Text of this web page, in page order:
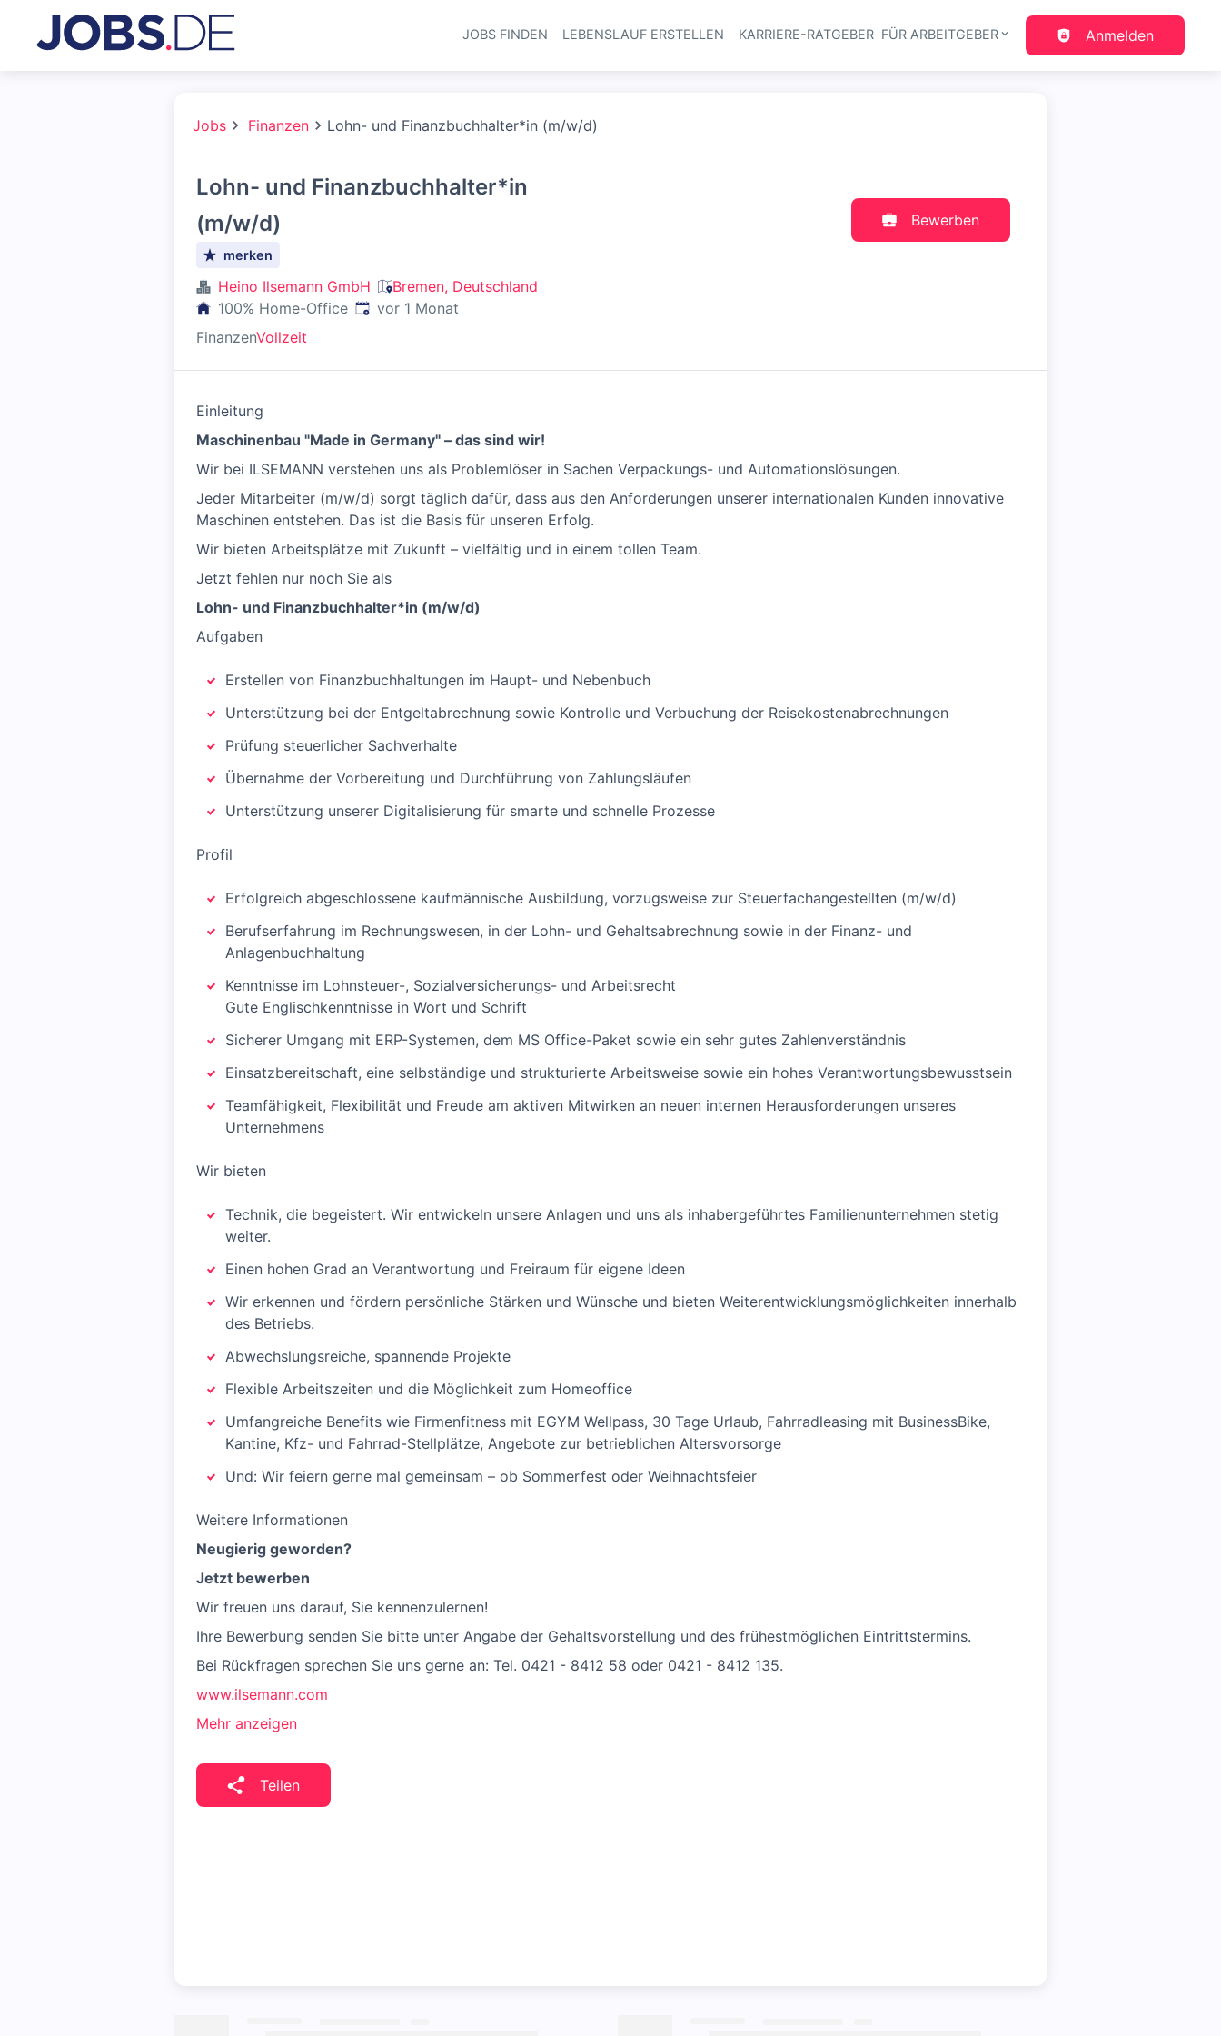
Haupt-Navigation
JOBS FINDEN LEBENSLAUF ERSTELLEN KARRIERE-RATGEBER FÜR ARBEITGEBER Anmelden
Jobs Finanzen Lohn- und Finanzbuchhalter*in (m/w/d)
Lohn- und Finanzbuchhalter*in
(m/w/d)
merken
Heino Ilsemann GmbH
Bremen, Deutschland
100% Home-Office Veröffentlicht:
vor 1 Monat
FinanzenVollzeit
Bewerben
Einleitung
Maschinenbau "Made in Germany" – das sind wir!
Wir bei ILSEMANN verstehen uns als Problemlöser in Sachen Verpackungs- und Automationslösungen.
Jeder Mitarbeiter (m/w/d) sorgt täglich dafür, dass aus den Anforderungen unserer internationalen Kunden innovative
Maschinen entstehen. Das ist die Basis für unseren Erfolg.
Wir bieten Arbeitsplätze mit Zukunft – vielfältig und in einem tollen Team.
Jetzt fehlen nur noch Sie als
Lohn- und Finanzbuchhalter*in (m/w/d)
Aufgaben
Erstellen von Finanzbuchhaltungen im Haupt- und Nebenbuch
Unterstützung bei der Entgeltabrechnung sowie Kontrolle und Verbuchung der Reisekostenabrechnungen
Prüfung steuerlicher Sachverhalte
Übernahme der Vorbereitung und Durchführung von Zahlungsläufen
Unterstützung unserer Digitalisierung für smarte und schnelle Prozesse
Profil
Erfolgreich abgeschlossene kaufmännische Ausbildung, vorzugsweise zur Steuerfachangestellten (m/w/d)
Berufserfahrung im Rechnungswesen, in der Lohn- und Gehaltsabrechnung sowie in der Finanz- und
Anlagenbuchhaltung
Kenntnisse im Lohnsteuer-, Sozialversicherungs- und Arbeitsrecht
Gute Englischkenntnisse in Wort und Schrift
Sicherer Umgang mit ERP-Systemen, dem MS Office-Paket sowie ein sehr gutes Zahlenverständnis
Einsatzbereitschaft, eine selbständige und strukturierte Arbeitsweise sowie ein hohes Verantwortungsbewusstsein
Teamfähigkeit, Flexibilität und Freude am aktiven Mitwirken an neuen internen Herausforderungen unseres
Unternehmens
Wir bieten
Technik, die begeistert. Wir entwickeln unsere Anlagen und uns als inhabergeführtes Familienunternehmen stetig
weiter.
Einen hohen Grad an Verantwortung und Freiraum für eigene Ideen
Wir erkennen und fördern persönliche Stärken und Wünsche und bieten Weiterentwicklungsmöglichkeiten innerhalb
des Betriebs.
Abwechslungsreiche, spannende Projekte
Flexible Arbeitszeiten und die Möglichkeit zum Homeoffice
Umfangreiche Benefits wie Firmenfitness mit EGYM Wellpass, 30 Tage Urlaub, Fahrradleasing mit BusinessBike,
Kantine, Kfz- und Fahrrad-Stellplätze, Angebote zur betrieblichen Altersvorsorge
Und: Wir feiern gerne mal gemeinsam – ob Sommerfest oder Weihnachtsfeier
Weitere Informationen
Neugierig geworden?
Jetzt bewerben
Wir freuen uns darauf, Sie kennenzulernen!
Ihre Bewerbung senden Sie bitte unter Angabe der Gehaltsvorstellung und des frühestmöglichen Eintrittstermins.
Bei Rückfragen sprechen Sie uns gerne an: Tel. 0421 - 8412 58 oder 0421 - 8412 135.
www.ilsemann.com
Mehr anzeigen
Teilen